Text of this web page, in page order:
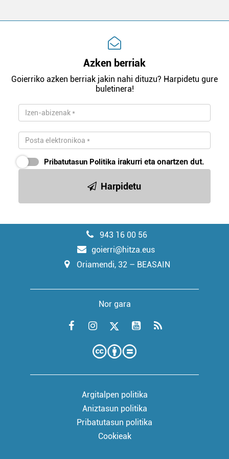
Azken berriak
Goierriko azken berriak jakin nahi dituzu? Harpidetu gure
buletinera!
Pribatutasun Politika irakurri eta onartzen dut.
Harpidetu
943 16 00 56
goierri@hitza.eus
Oriamendi, 32 – BEASAIN
Nor gara
Argitalpen politika
Aniztasun politika
Pribatutasun politika
Cookieak